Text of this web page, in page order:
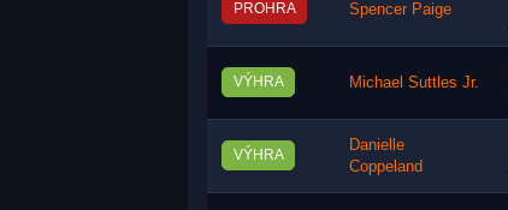
PROHRA Spencer Paige
VÝHRA Michael Suttles Jr.
VÝHRA
Danielle
Coppeland